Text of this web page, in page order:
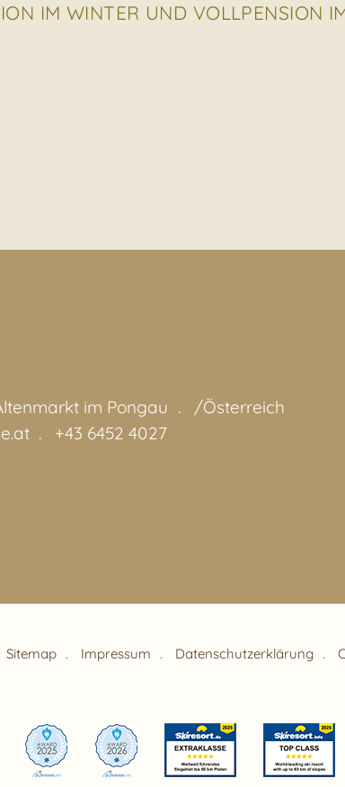
IM WINTER UND VOLLPENSION
im Pongau
/Österreich
+43 6452 4027
Sitemap Impressum Datenschutzerklärung